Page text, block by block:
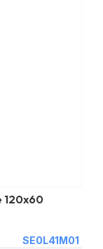
120x60
SE0L41M01